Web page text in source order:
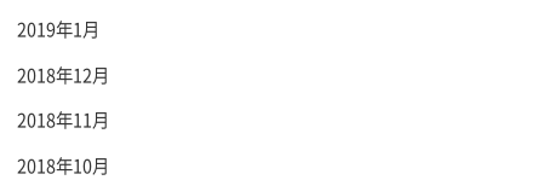
2019年1月
2018年12月
2018年11月
2018年10月